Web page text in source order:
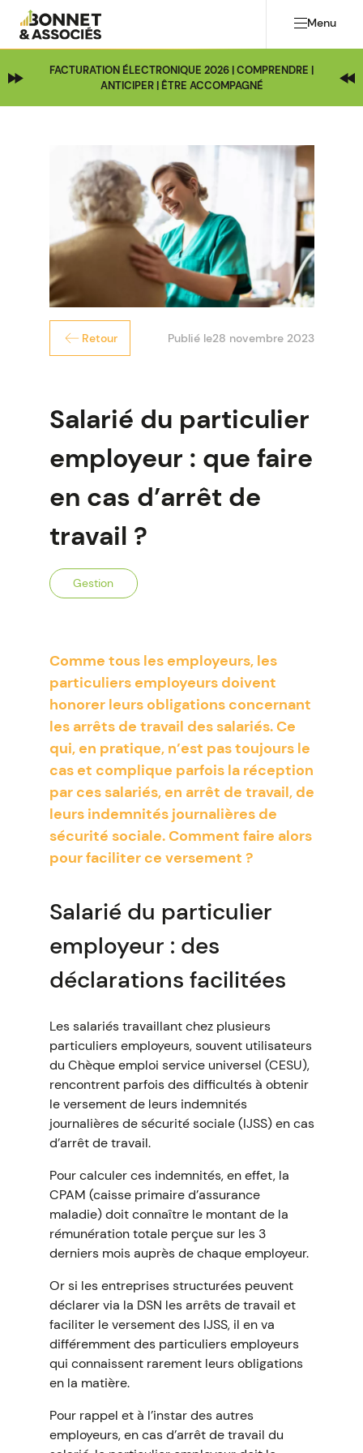
Menu
FACTURATION ÉLECTRONIQUE 2026 | COMPRENDRE |
ANTICIPER | ÊTRE ACCOMPAGNÉ
Retour Publié le28 novembre 2023
Salarié du particulier
employeur : que faire
en cas d’arrêt de
travail ?
Gestion
Comme tous les employeurs, les
particuliers employeurs doivent
honorer leurs obligations concernant
les arrêts de travail des salariés. Ce
qui, en pratique, n’est pas toujours le
cas et complique parfois la réception
par ces salariés, en arrêt de travail, de
leurs indemnités journalières de
sécurité sociale. Comment faire alors
pour faciliter ce versement ?
Salarié du particulier
employeur : des
déclarations facilitées
Les salariés travaillant chez plusieurs
particuliers employeurs, souvent utilisateurs
du Chèque emploi service universel (CESU),
rencontrent parfois des difficultés à obtenir
le versement de leurs indemnités
journalières de sécurité sociale (IJSS) en cas
d’arrêt de travail.
Pour calculer ces indemnités, en effet, la
CPAM (caisse primaire d’assurance
maladie) doit connaître le montant de la
rémunération totale perçue sur les 3
derniers mois auprès de chaque employeur.
Or si les entreprises structurées peuvent
déclarer via la DSN les arrêts de travail et
faciliter le versement des IJSS, il en va
différemment des particuliers employeurs
qui connaissent rarement leurs obligations
en la matière.
Pour rappel et à l’instar des autres
employeurs, en cas d’arrêt de travail du